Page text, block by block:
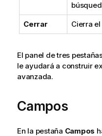
Cerrar Cierra
El panel de tres
le ayudará a construir
avanzada.
Campos
En la pestaña Campos